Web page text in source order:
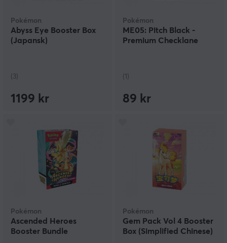
Pokémon
Abyss Eye Booster Box
(Japansk)
(3)
1199 kr
Pokémon
ME05: Pitch Black -
Premium Checklane
(1)
89 kr
Pokémon
Ascended Heroes
Booster Bundle
Pokémon
Gem Pack Vol 4 Booster
Box (Simplified Chinese)